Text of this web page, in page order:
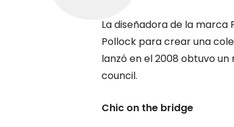
La diseñadora de la marca
Pollock para crear una
lanzó en el 2008 obtuvo
council.
Chic on the bridge